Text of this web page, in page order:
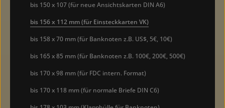
bis 150 x 107 (für neue Ansichtskarten DIN A6)
bis 156 x 112 mm (für Einsteckkarten VK)
bis 158 x 70 mm (für Banknoten z.B. US$, 5€, 10€)
bis 165 x 85 mm (für Banknoten z.B. 100€, 200€, 500€)
bis 170 x 98 mm (für FDC intern. Format)
bis 170 x 118 mm (für normale Briefe DIN C6)